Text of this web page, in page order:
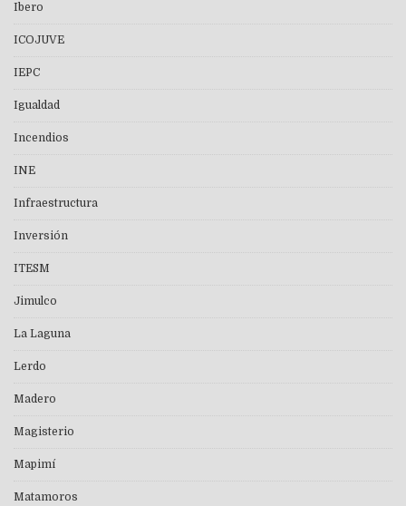
Ibero
ICOJUVE
IEPC
Igualdad
Incendios
INE
Infraestructura
Inversión
ITESM
Jimulco
La Laguna
Lerdo
Madero
Magisterio
Mapimí
Matamoros